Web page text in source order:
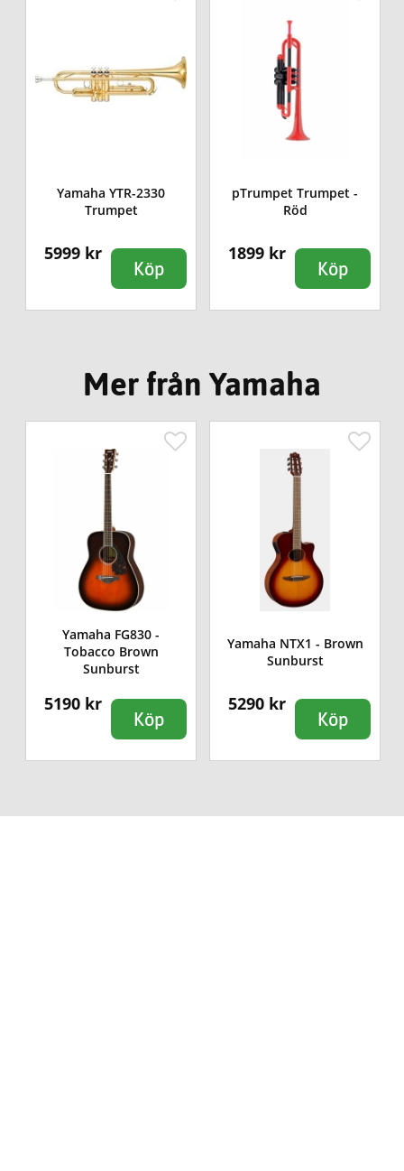
Yamaha YTR-2330
Trumpet
5999 kr
Köp
pTrumpet Trumpet -
Röd
1899 kr
Köp
Mer från Yamaha
Yamaha FG830 -
Tobacco Brown
Sunburst
5190 kr
Köp
Yamaha NTX1 - Brown
Sunburst
5290 kr
Köp